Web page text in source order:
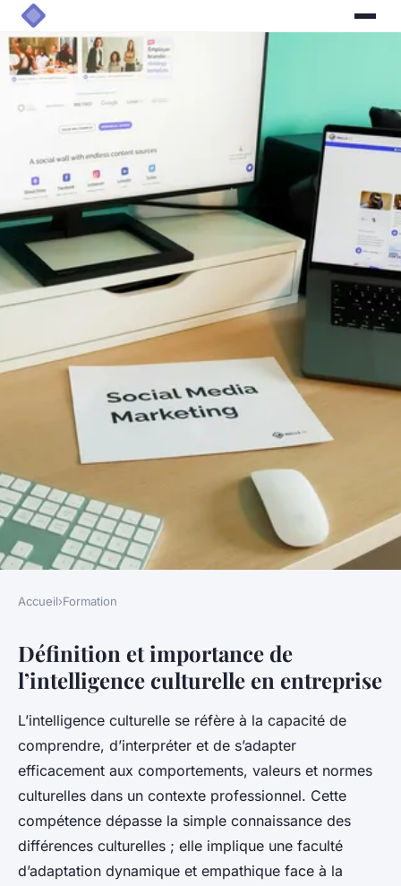
Développer l'Intelligence
Culturelle en Entreprise : Le
Pouvoir Transformateur de la
Formation
Mathieu• 14 octobre 2025 4 min de lecture
Accueil›Formation
Définition et importance de
l’intelligence culturelle en entreprise
L’intelligence culturelle se réfère à la capacité de
comprendre, d’interpréter et de s’adapter
efficacement aux comportements, valeurs et normes
culturelles dans un contexte professionnel. Cette
compétence dépasse la simple connaissance des
différences culturelles ; elle implique une faculté
d’adaptation dynamique et empathique face à la